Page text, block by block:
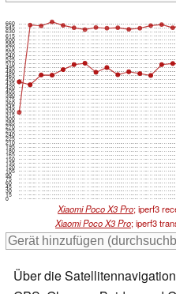
0
15
30
45
60
75
90
105
120
135
150
165
180
195
210
225
240
255
270
285
300
315
330
345
360
375
390
405
420
435
450
465
480
495
510
525
540
555
570
585
600
615
630
645
660
Xiaomi Poco X3 Pro; iperf3
Xiaomi Poco X3 Pro; iperf3
Über die